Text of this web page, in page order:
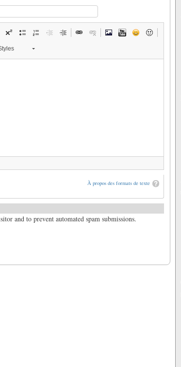
À propos des formats de texte
and to prevent automated spam submissions.